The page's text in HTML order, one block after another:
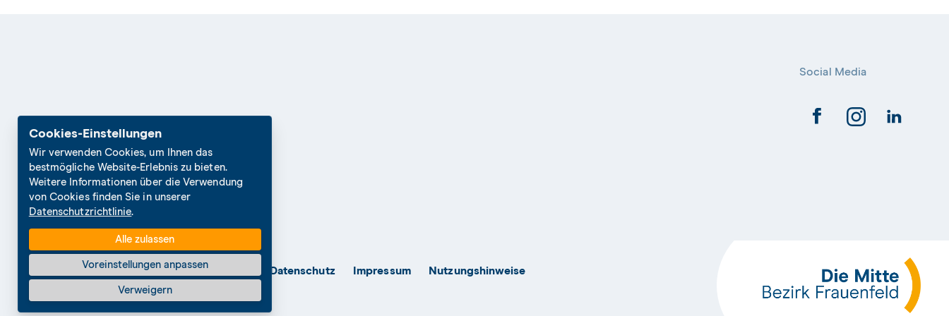
Cookies-Einstellungen
Wir verwenden Cookies, um Ihnen das
bestmögliche Website-Erlebnis zu bieten.
Weitere Informationen über die Verwendung
von Cookies finden Sie in unserer
Datenschutzrichtlinie.
Alle zulassen
Voreinstellungen anpassen
Verweigern
Social Media
© 2026 Die Mitte Cookies Settings Datenschutz Impressum Nutzungshinweise